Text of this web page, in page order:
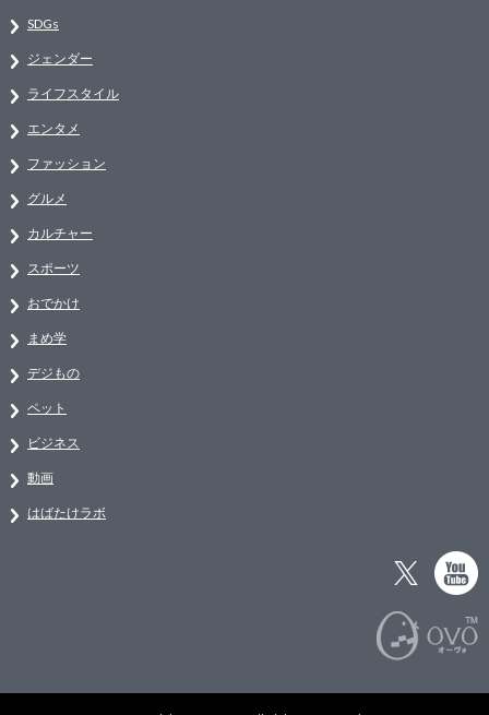
SDGs
ジェンダー
ライフスタイル
エンタメ
ファッション
グルメ
カルチャー
スポーツ
おでかけ
まめ学
デジもの
ペット
ビジネス
動画
はばたけラボ